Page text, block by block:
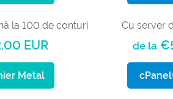
la 100 de conturi
EUR
Metal
Cu server
de la